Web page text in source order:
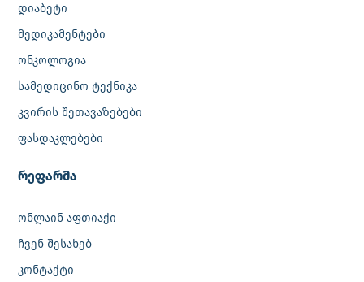
დიაბეტი
მედიკამენტები
ონკოლოგია
სამედიცინო ტექნიკა
კვირის შეთავაზებები
ფასდაკლებები
რეფარმა
ონლაინ აფთიაქი
ჩვენ შესახებ
კონტაქტი